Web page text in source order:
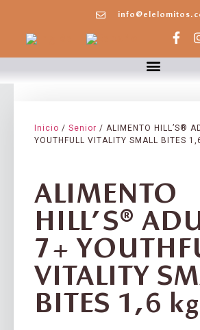
Inicio / Senior / ALIMENTO HILL’S®
YOUTHFULL VITALITY SMALL BITES
ALIMENTO
HILL’S®
7+
VITALITY
BITES 1,6